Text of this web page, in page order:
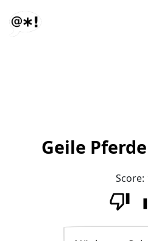
Geile
Score: